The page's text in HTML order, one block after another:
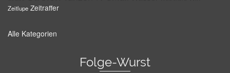
Zeitlupe Zeitraffer
Alle Kategorien
Folge-Wurst